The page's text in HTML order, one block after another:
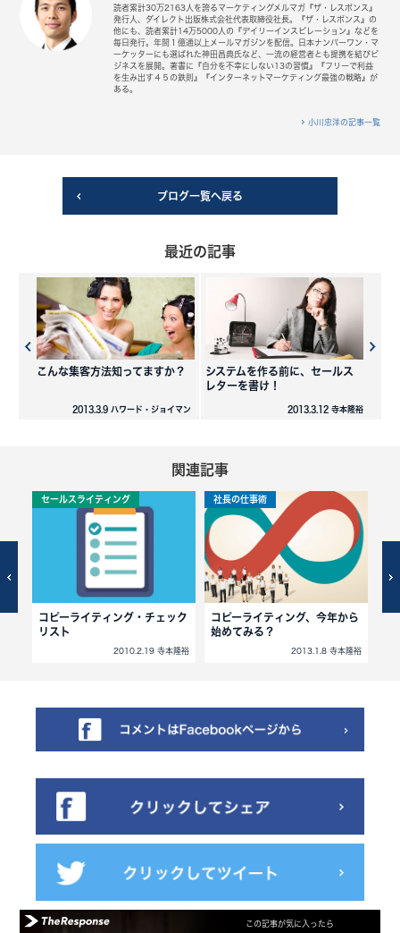
読者累計30万2163人を誇るマーケティングメルマガ『ザ・レスポンス』
発行人、ダイレクト出版株式会社代表取締役社長。『ザ・レスポンス』の
他にも、読者累計14万5000人の『デイリーインスピレーション』などを
毎日発行。年間１億通以上メールマガジンを配信。日本ナンバーワン・マ
ーケッターにも選ばれた神田昌典氏など、一流の経営者とも提携を結びビ
ジネスを展開。著書に『自分を不幸にしない13の習慣』『フリーで利益
を生み出す４５の鉄則』『インターネットマーケティング最強の戦略』が
ある。
小川忠洋の記事一覧
ブログ一覧へ戻る
最近の記事
こんな集客方法知ってますか？
2013.3.9 ハワード・ジョイマン
システムを作る前に、セールス
レターを書け！
2013.3.12 寺本隆裕
関連記事
セールスライティング
コピーライティング・チェック
リスト
2010.2.19 寺本隆裕
社長の仕事術
コピーライティング、今年から
始めてみる？
2013.1.8 寺本隆裕
この記事が気に入ったら